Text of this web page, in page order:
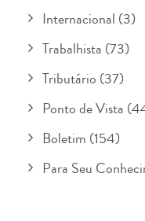
Internacional (3)
Trabalhista (73)
Tributário (37)
Ponto de Vista
Boletim (154)
Para Seu